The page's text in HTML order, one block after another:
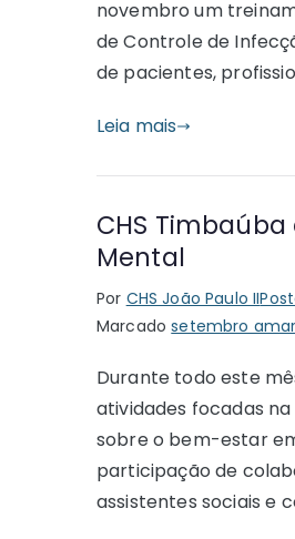
novembro um
de Controle de
de pacientes,
Leia mais
CHS
Mental
Por CHS João Paulo II
Marcadosetembro
Durante todo este
atividades focadas
sobre o bem-estar
participação de
assistentes sociais e